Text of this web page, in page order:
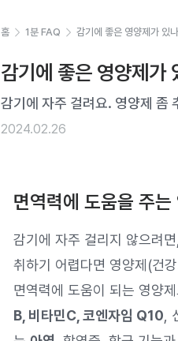
홈 1분 FAQ 감기에 좋은 영양제가 있
감기에 좋은 영양제가
감기에 자주 걸려요. 영양제 좀
2024.02.26
면역력에 도움을 주
감기에 자주 걸리지 않으려
취하기 어렵다면 영양제(건
면역력에 도움이 되는 영양
B, 비타민C, 코엔자임 Q10